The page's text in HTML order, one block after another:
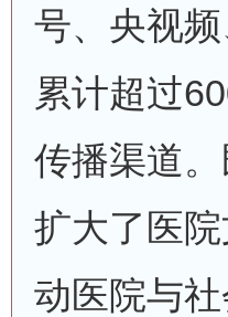
号、央视
累计超过
传播渠道
扩大了医
动医院与